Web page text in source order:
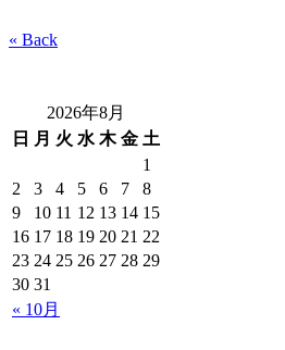
« Back
2026年8月
日
月 火 水 木 金 土
« 10月
1
2
3 4 5 6 7
8
9
10 11 12 13 14 15
16 17 18 19 20 21 22
23 24 25 26 27 28 29
30 31